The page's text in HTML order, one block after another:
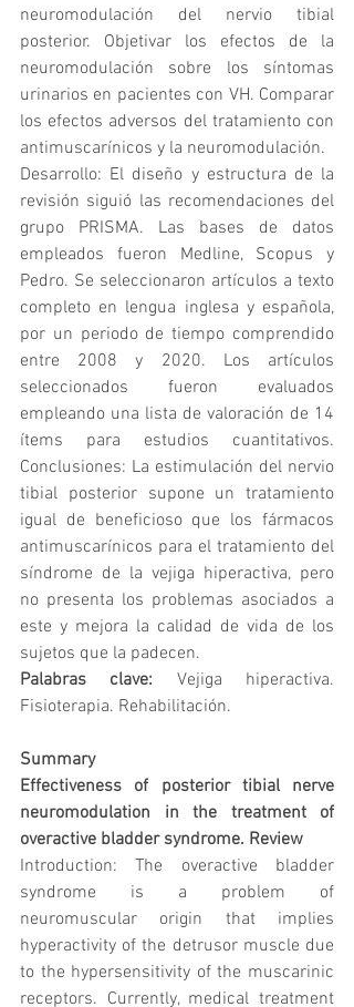
neuromodulación del nervio tibial
posterior. Objetivar los efectos de la
neuromodulación sobre los síntomas
urinarios en pacientes con VH. Comparar
los efectos adversos del tratamiento con
antimuscarínicos y la neuromodulación.
Desarrollo: El diseño y estructura de la
revisión siguió las recomendaciones del
grupo PRISMA. Las bases de datos
empleados fueron Medline, Scopus y
Pedro. Se seleccionaron artículos a texto
completo en lengua inglesa y española,
por un periodo de tiempo comprendido
entre 2008 y 2020. Los artículos
seleccionados fueron evaluados
empleando una lista de valoración de 14
ítems para estudios cuantitativos.
Conclusiones: La estimulación del nervio
tibial posterior supone un tratamiento
igual de beneficioso que los fármacos
antimuscarínicos para el tratamiento del
síndrome de la vejiga hiperactiva, pero
no presenta los problemas asociados a
este y mejora la calidad de vida de los
sujetos que la padecen.
Palabras clave: Vejiga hiperactiva.
Fisioterapia. Rehabilitación.
Summary
Effectiveness of posterior tibial nerve
neuromodulation in the treatment of
overactive bladder syndrome. Review
Introduction: The overactive bladder
syndrome is a problem of
neuromuscular origin that implies
hyperactivity of the detrusor muscle due
to the hypersensitivity of the muscarinic
receptors. Currently, medical treatment